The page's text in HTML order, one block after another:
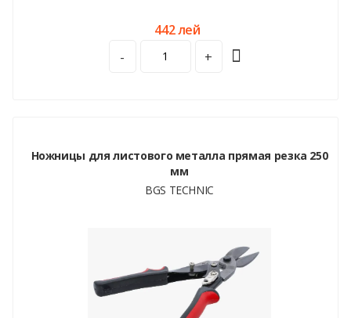
442 лей
-
+
Ножницы для листового металла прямая резка 250
мм
BGS TECHNIC